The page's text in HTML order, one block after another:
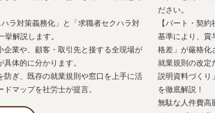
ラ対策義務化」と「求職者セクハラ対
解説します。
企業や、顧客・取引先と接する全現場が
体的に分かります。
防ぎ、既存の就業規則や窓口を上手に活
マップを社労士が提言。
ださい。
【パート・契
基準により、賞
格差」が厳格化
就業規則の改定
説明資料づくり
を徹底解説！
無駄な人件費高